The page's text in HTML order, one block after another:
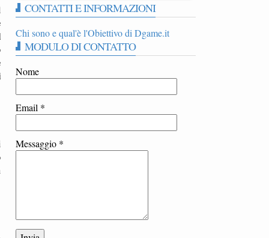
CONTATTI E INFORMAZIONI
Chi sono e qual'è l'Obiettivo di Dgame.it
MODULO DI CONTATTO
Nome
Email *
Messaggio *